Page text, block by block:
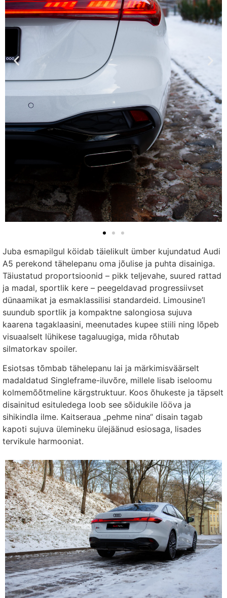
Juba esmapilgul köidab täielikult ümber kujundatud Audi
A5 perekond tähelepanu oma jõulise ja puhta disainiga.
Täiustatud proportsioonid – pikk teljevahe, suured rattad
ja madal, sportlik kere – peegeldavad progressiivset
dünaamikat ja esmaklassilisi standardeid. Limousine’l
suundub sportlik ja kompaktne salongiosa sujuva
kaarena tagaklaasini, meenutades kupee stiili ning lõpeb
visuaalselt lühikese tagaluugiga, mida rõhutab
silmatorkav spoiler.
Esiotsas tõmbab tähelepanu lai ja märkimisväärselt
madaldatud Singleframe-iluvõre, millele lisab iseloomu
kolmemõõtmeline kärgstruktuur. Koos õhukeste ja täpselt
disainitud esituledega loob see sõidukile lööva ja
sihikindla ilme. Kaitseraua „pehme nina“ disain tagab
kapoti sujuva ülemineku ülejäänud esiosaga, lisades
tervikule harmooniat.